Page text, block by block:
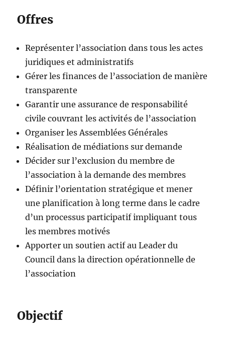
Offres
Représenter l’association dans tous les actes
juridiques et administratifs
Gérer les finances de l’association de manière
transparente
Garantir une assurance de responsabilité
civile couvrant les activités de l’association
Organiser les Assemblées Générales
Réalisation de médiations sur demande
Décider sur l’exclusion du membre de
l’association à la demande des membres
Définir l’orientation stratégique et mener
une planification à long terme dans le cadre
d’un processus participatif impliquant tous
les membres motivés
Apporter un soutien actif au Leader du
Council dans la direction opérationnelle de
l’association
Objectif